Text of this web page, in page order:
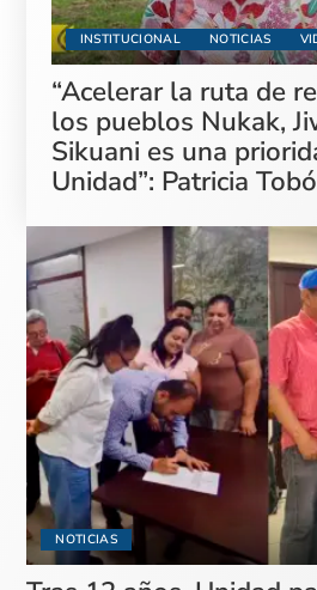
INSTITUCIONAL NOTICIAS
“Acelerar la ruta de
los pueblos Nukak,
Sikuani es una
Unidad”: Patricia
NOTICIAS